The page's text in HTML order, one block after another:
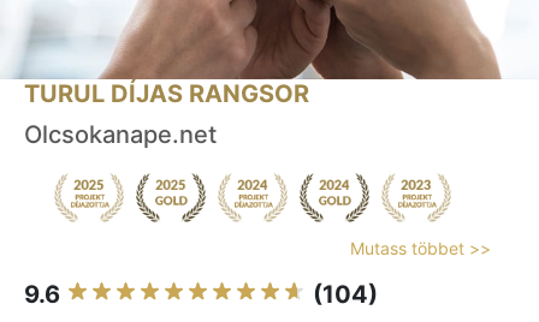
TURUL DÍJAS RANGSOR
Olcsokanape.net
Mutass többet >>
9.6 (104)